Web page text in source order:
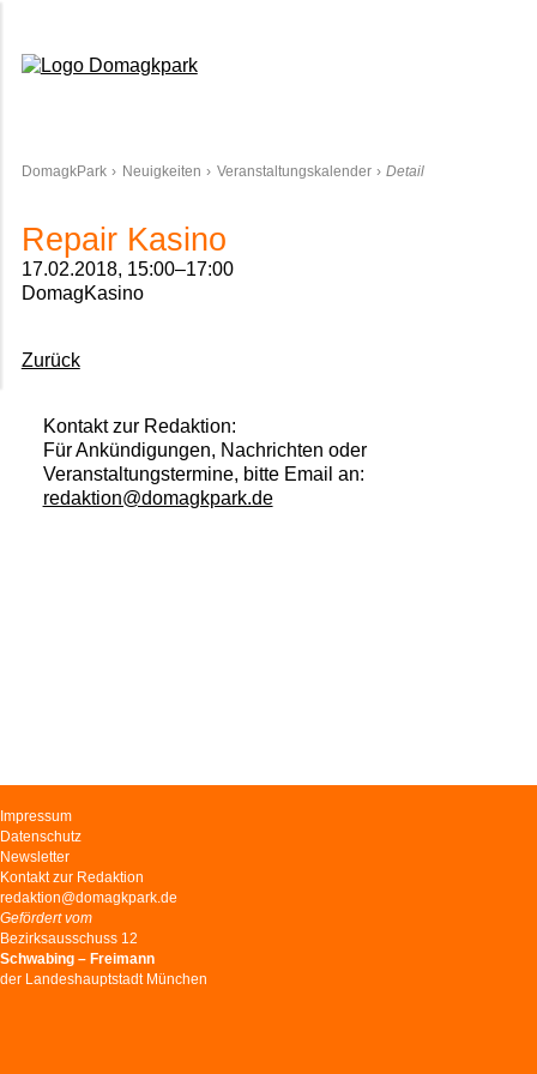
DomagkPark Neuigkeiten Veranstaltungskalender Detail
Repair Kasino
17.02.2018, 15:00–17:00
DomagKasino
Zurück
Kontakt zur Redaktion:
Für Ankündigungen, Nachrichten oder
Veranstaltungstermine, bitte Email an:
redaktion@domagkpark.de
Navigation
überspringen
Impressum
Datenschutz
Newsletter
Kontakt zur Redaktion
redaktion@domagkpark.de
Gefördert vom
Bezirksausschuss 12
Schwabing – Freimann
der Landeshauptstadt München